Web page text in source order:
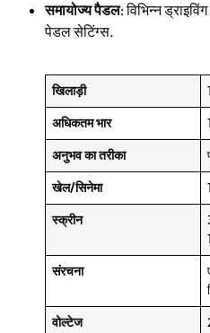
समायोज्य पैडल: विभिन्न
पेडल सेटिंग्स.
खिलाड़ी
अधिकतम भार
अनुभव का तरीका
खेल/सिनेमा
स्क्रीन
संरचना
वोल्टेज